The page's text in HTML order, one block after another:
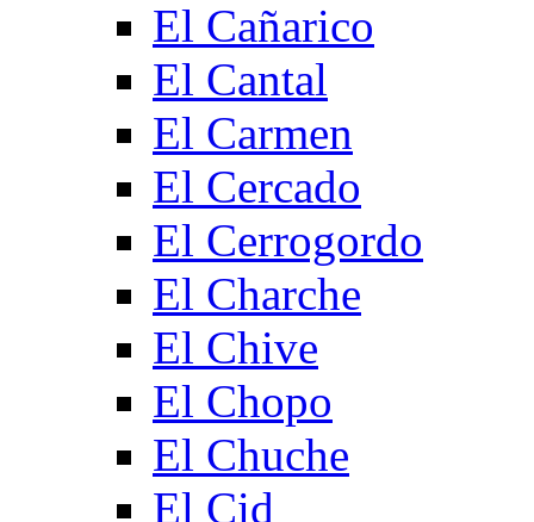
El Cañarico
El Cantal
El Carmen
El Cercado
El Cerrogordo
El Charche
El Chive
El Chopo
El Chuche
El Cid